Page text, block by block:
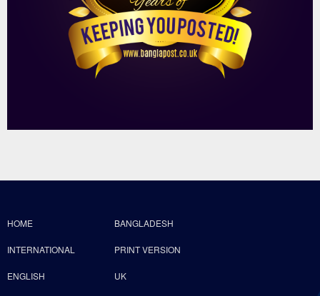
HOME BANGLADESH
INTERNATIONAL PRINT VERSION
ENGLISH UK